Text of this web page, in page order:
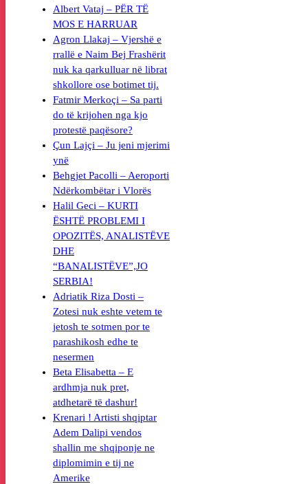
Albert Vataj – PËR TË
MOS E HARRUAR
Agron Llakaj – Vjershë e
rrallë e Naim Bej Frashërit
nuk ka qarkulluar në librat
shkollore ose botimet tij.
Fatmir Merkoçi – Sa parti
do të krijohen nga kjo
protestë paqësore?
Çun Lajçi – Ju jeni mjerimi
ynë
Behgjet Pacolli – Aeroporti
Ndërkombëtar i Vlorës
Halil Geci – KURTI
ËSHTË PROBLEMI I
OPOZITËS, ANALISTËVE
DHE
“BANALISTËVE”,JO
SERBIA!
Adriatik Riza Dosti –
Zotesi nuk eshte vetem te
jetosh te sotmen por te
parashikosh edhe te
nesermen
Beta Elisabetta – E
ardhmja nuk pret,
atdhetarë të dashur!
Krenari ! Artisti shqiptar
Adem Dalipi vendos
shallin me shqiponje ne
diplomimin e tij ne
Amerike